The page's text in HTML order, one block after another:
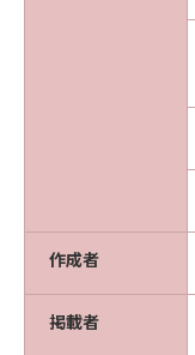
作成者
掲載者